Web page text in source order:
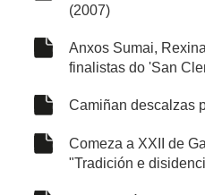
(2007)
Anxos Sumai,
finalistas do 'San
Camiñan descalzas
Comeza a XXII de
"Tradición e